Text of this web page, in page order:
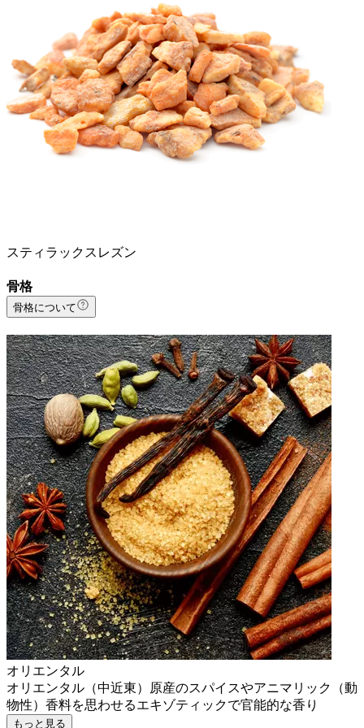
スティラックスレズン
骨格
骨格について
オリエンタル
オリエンタル（中近東）原産のスパイスやアニマリック（動
物性）香料を思わせるエキゾティックで官能的な香り
もっと見る